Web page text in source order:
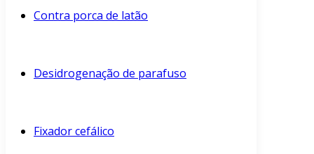
Contra porca de latão
Desidrogenação de parafuso
Fixador cefálico